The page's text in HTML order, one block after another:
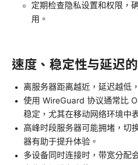
定期检查隐私设置和权限，
用。
速度、稳定性与延迟
离服务器距离越近，延迟越低
使用 WireGuard 协议通常比
稳定，尤其在移动网络环境中
高峰时段服务器可能拥堵，切
器有助于提升体验。
多设备同时连接时，带宽分配